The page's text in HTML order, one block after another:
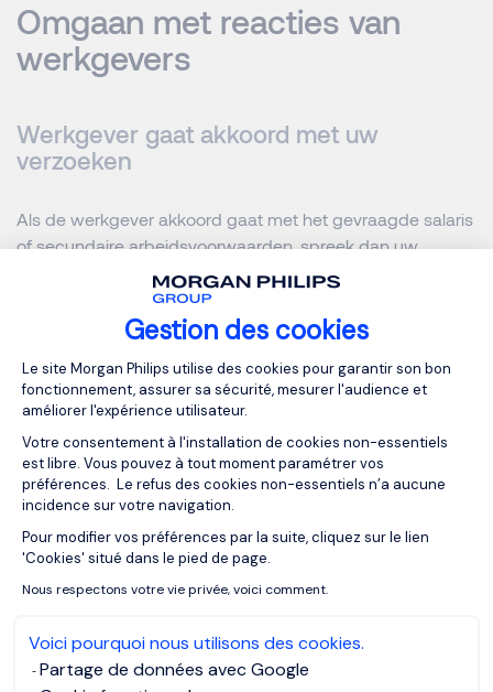
Gestion des cookies
Plateforme de Gestion du
Le site Morgan Philips utilise des cookies pour garantir son bon
fonctionnement, assurer sa sécurité, mesurer l'audience et
améliorer l'expérience utilisateur.
Votre consentement à l'installation de cookies non-essentiels
est libre. Vous pouvez à tout moment paramétrer vos
préférences. Le refus des cookies non-essentiels n’a aucune
incidence sur votre navigation.
Pour modifier vos préférences par la suite, cliquez sur le lien
'Cookies' situé dans le pied de page.
Nous respectons votre vie privée, voici comment.
Voici pourquoi nous utilisons des cookies.
Partage de données avec Google
Axeptio consent
Omgaan met reacties van
werkgevers
Werkgever gaat akkoord met uw
verzoeken
Als de werkgever akkoord gaat met het gevraagde salaris
of secundaire arbeidsvoorwaarden, spreek dan uw
appreciatie uit voor hun flexibiliteit en bevestig opnieuw
uw enthousiasme voor de functie. Erken hun bereidheid
om aan uw wensen tegemoet te komen en bevestig dat u
om een schriftelijke bevestiging (mail / contract) van het
bijgewerkte aanbod om duidelijkheid te scheppen en
Als u alle voorwaarden schriftelijk verduidelijkt, voorkomt u
mogelijke geschillen in de toekomst. Door uw
dankbaarheid uit te drukken en tegelijkertijd professioneel
te blijven, versterkt u uw relatie met de nieuwe werkgever.
Dit legt een sterke basis voor toekomstige carrièregroei